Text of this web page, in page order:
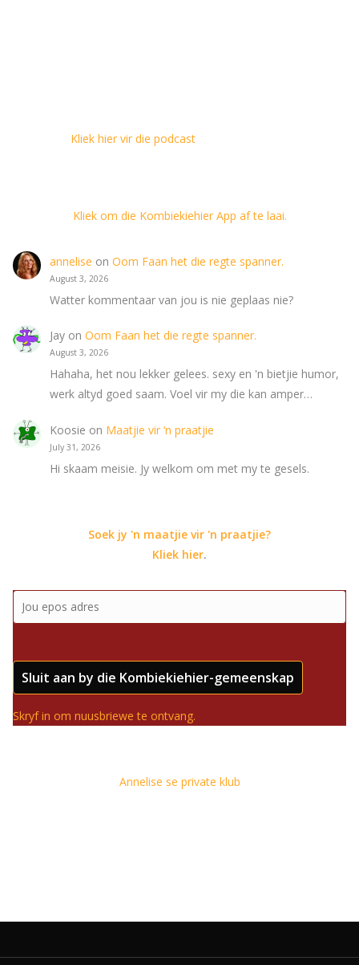
Kliek hier vir die podcast
Kliek om die Kombiekiehier App af te laai.
annelise on Oom Faan het die regte spanner.
August 3, 2026
Watter kommentaar van jou is nie geplaas nie?
Jayon Oom Faan het die regte spanner.
August 3, 2026
Hahaha, het nou lekker gelees. sexy en 'n bietjie humor,
werk altyd goed saam. Voel vir my die kan amper…
Koosie on Maatjie vir ‘n praatjie
July 31, 2026
Hi skaam meisie. Jy welkom om met my te gesels.
Soek jy 'n maatjie vir 'n praatjie?
Kliek hier.
Sluit aan by die Kombiekiehier-gemeenskap
Skryf in om nuusbriewe te ontvang.
Annelise se private klub